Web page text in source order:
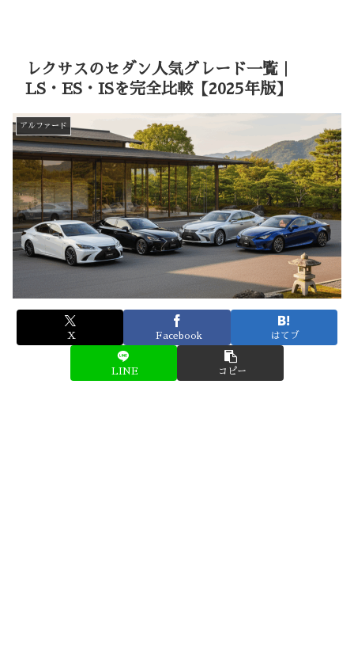
レクサスのセダン人気グレード一覧｜
LS・ES・ISを完全比較【2025年版】
アルファード
X Facebook はてブ
LINE コピー